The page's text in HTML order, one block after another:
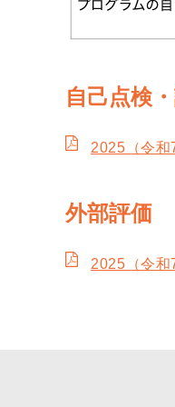
自己点検
2025（令
外部評価
2025（令和